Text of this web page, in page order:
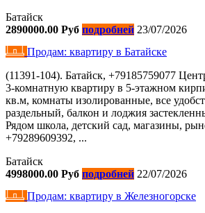
Батайск
2890000.00 Руб подробней 23/07/2026
Продам: квартиру в Батайске
(11391-104). Батайск, +79185759077
3-комнатную квартиру в 5-этажном
кв.м, комнаты изолированные, все
раздельный, балкон и лоджия
Рядом школа, детский сад, магазины,
+79289609392, ...
Батайск
4998000.00 Руб подробней 22/07/2026
Продам: квартиру в Железногорске